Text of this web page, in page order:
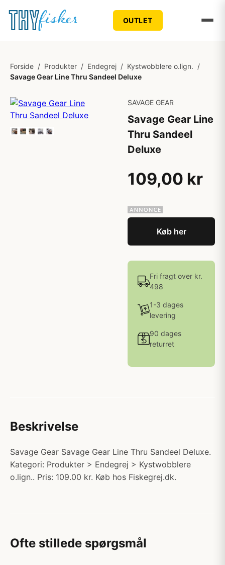
OUTLET
Forside / Produkter / Endegrej / Kystwobblere o.lign. /
Savage Gear Line Thru Sandeel Deluxe
SAVAGE GEAR
Savage Gear Line
Thru Sandeel
Deluxe
109,00 kr
Køb her
Fri fragt over kr.
498
1-3 dages
levering
90 dages
returret
Beskrivelse
Savage Gear Savage Gear Line Thru Sandeel Deluxe.
Kategori: Produkter > Endegrej > Kystwobblere
o.lign.. Pris: 109.00 kr. Køb hos Fiskegrej.dk.
Ofte stillede spørgsmål